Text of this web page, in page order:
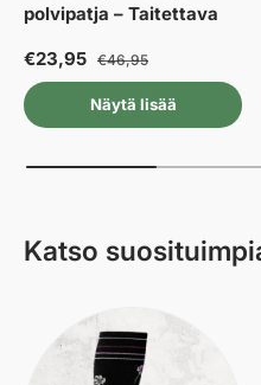
polvipatja – Taitettava
€23,95 €46,95
Näytä lisää
Katso